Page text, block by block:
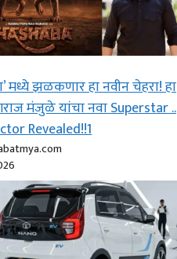
मध्ये झळकणार हा नवीन चेहरा! हा
मंजुळे यांचा नवा Superstar ..
Revealed!!1